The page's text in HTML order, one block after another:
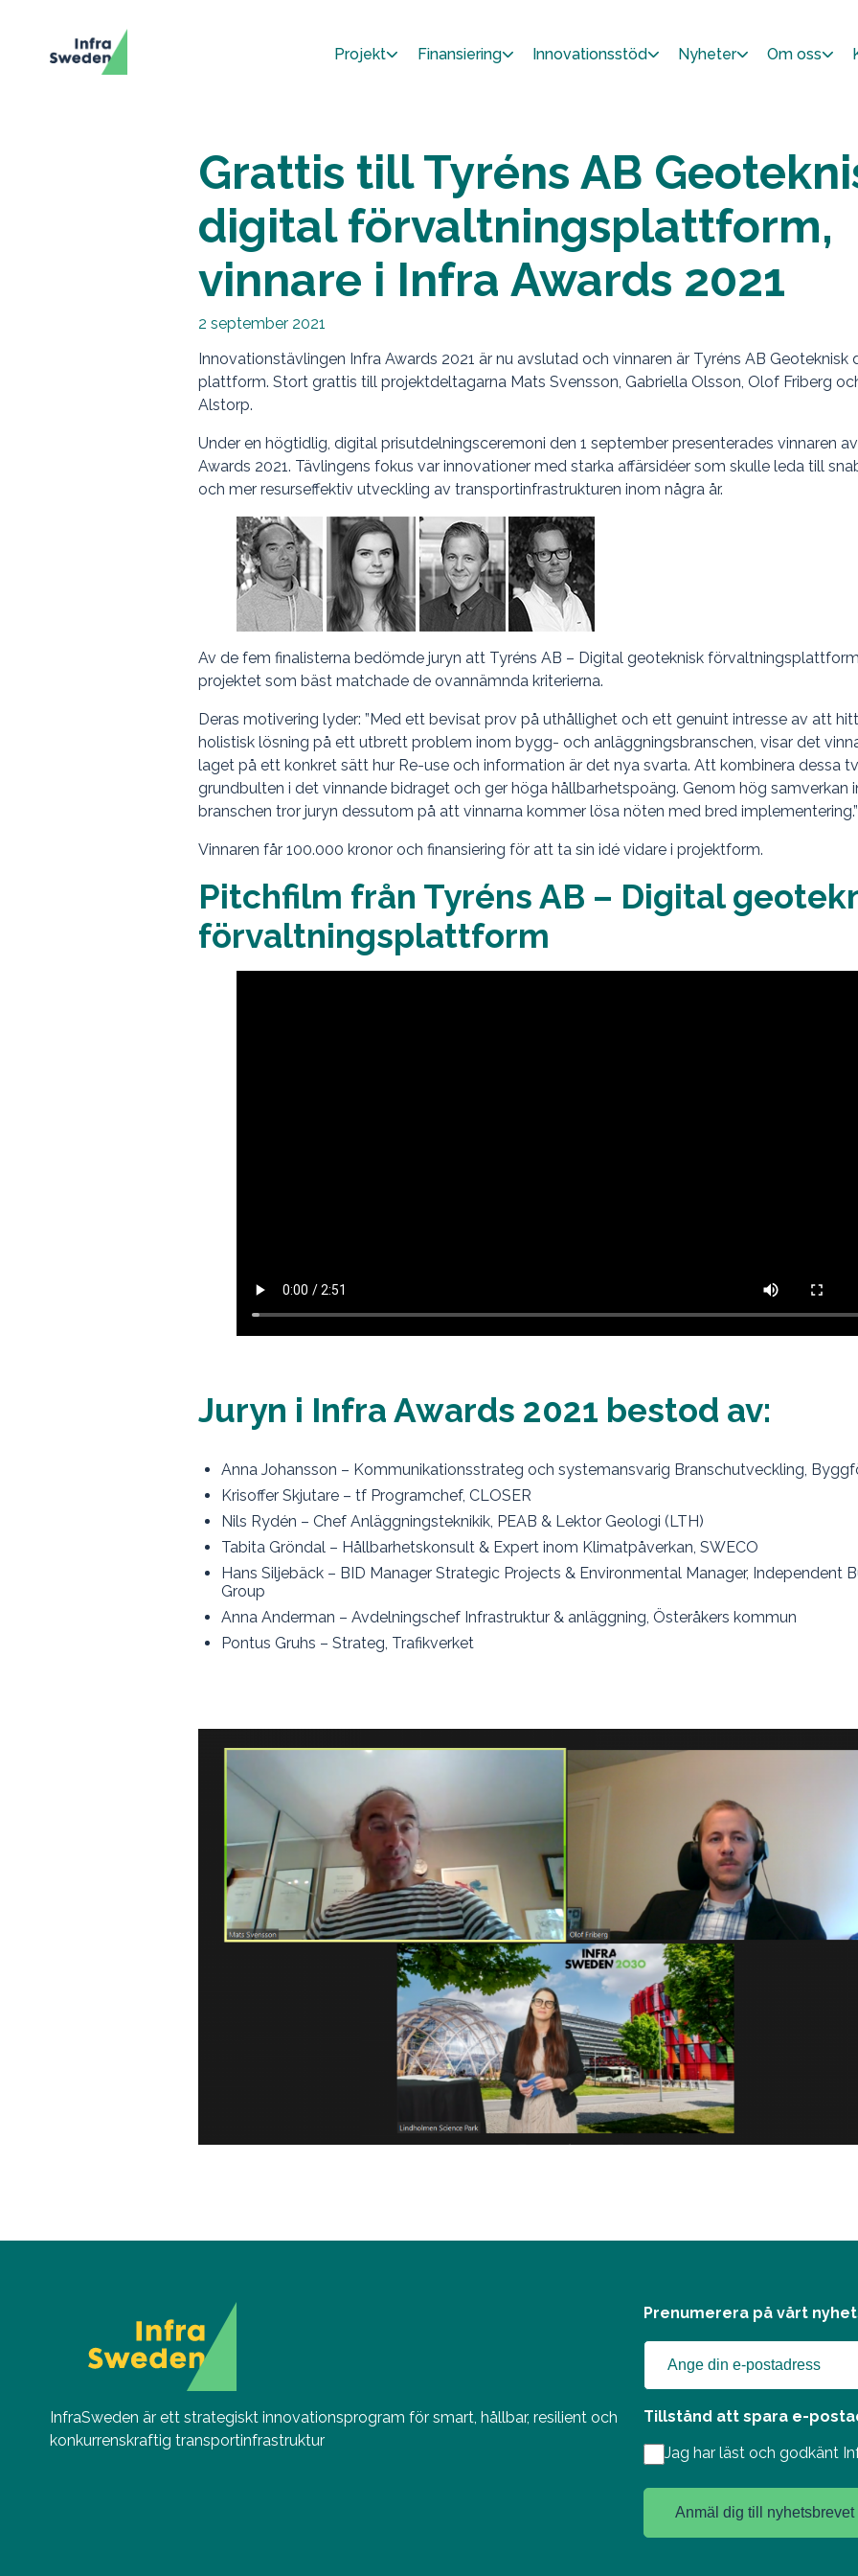
Projekt Finansiering Innovationsstöd Nyheter Om oss
Grattis till Tyréns AB
digital förvaltningsplattform,
vinnare i Infra Awards 2021
2 september 2021
Innovationstävlingen Infra Awards 2021 är nu avslutad och vinnaren är Tyréns AB Geoteknisk
plattform. Stort grattis till projektdeltagarna Mats Svensson, Gabriella Olsson, Olof Friberg
Alstorp.
Under en högtidlig, digital prisutdelningsceremoni den 1 september presenterades vinnaren
Awards 2021. Tävlingens fokus var innovationer med starka affärsidéer som skulle leda till
och mer resurseffektiv utveckling av transportinfrastrukturen inom några år.
Av de fem finalisterna bedömde juryn att Tyréns AB – Digital geoteknisk
projektet som bäst matchade de ovannämnda kriterierna.
Deras motivering lyder: ”Med ett bevisat prov på uthållighet och ett genuint intresse av att
holistisk lösning på ett utbrett problem inom bygg- och anläggningsbranschen, visar det
laget på ett konkret sätt hur Re-use och information är det nya svarta. Att kombinera dessa
grundbulten i det vinnande bidraget och ger höga hållbarhetspoäng. Genom hög samverkan
branschen tror juryn dessutom på att vinnarna kommer lösa nöten med bred implementering.”
Vinnaren får 100.000 kronor och finansiering för att ta sin idé vidare i projektform.
Pitchfilm från Tyréns AB – Digital
förvaltningsplattform
Juryn i Infra Awards 2021 bestod av:
Anna Johansson – Kommunikationsstrateg och systemansvarig Branschutveckling,
Krisoffer Skjutare – tf Programchef, CLOSER
Nils Rydén – Chef Anläggningsteknikik, PEAB & Lektor Geologi (LTH)
Tabita Gröndal – Hållbarhetskonsult & Expert inom Klimatpåverkan, SWECO
Hans Siljebäck – BID Manager Strategic Projects & Environmental Manager, Independent
Group
Anna Anderman – Avdelningschef Infrastruktur & anläggning, Österåkers kommun
Pontus Gruhs – Strateg, Trafikverket
InfraSweden är ett strategiskt innovationsprogram för smart, hållbar, resilient och
konkurrenskraftig transportinfrastruktur
Prenumerera på vårt
Tillstånd att spara e-
Jag har läst och godkänt
Anmäl dig till nyhetsbrevet